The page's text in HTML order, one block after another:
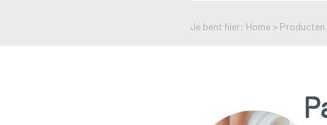
Je bent hier: Home > Producten